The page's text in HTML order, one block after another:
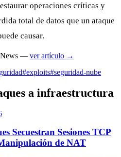
operaciones críticas y
total de datos que un ataque
causar.
News — ver artículo →
#exploits#seguridad-nube
a infraestructura
Secuestran Sesiones TCP
de NAT